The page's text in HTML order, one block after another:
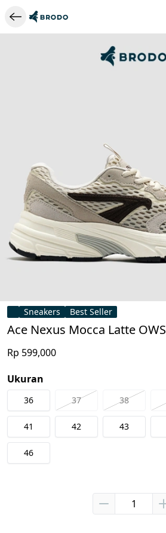
Sneakers Best Seller
Ace Nexus Mocca Latte OWS
Rp 599,000
Ukuran
36 37 38
41 42 43
46